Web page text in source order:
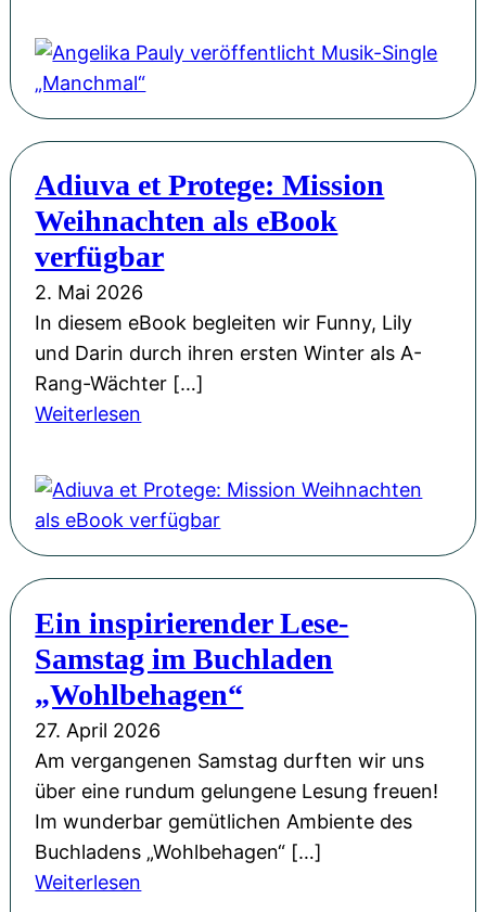
g
e
i
t
e
r
t
r
H
L
u
d
w
i
g
s
b
u
r
g
n
e
k
n
i
g
&
M
i
t
g
-
S
a
ß
!
e
g
e
:
U
n
s
e
r
A
u
t
r
F
o
r
i
n
M
ü
l
l
e
r
g
e
k
a
P
ö
f
f
e
n
t
l
i
c
h
t
M
u
s
Adiuva et Protege: Mission
Weihnachten als eBook
verfügbar
2. Mai 2026
In diesem eBook begleiten wir Funny, Lily
und Darin durch ihren ersten Winter als A-
Rang-Wächter […]
Weiterlesen
i
u
e
t
P
r
t
e
:
Ein inspirierender Lese-
Samstag im Buchladen
„Wohlbehagen“
27. April 2026
Am vergangenen Samstag durften wir uns
über eine rundum gelungene Lesung freuen!
Im wunderbar gemütlichen Ambiente des
Buchladens „Wohlbehagen“ […]
Weiterlesen